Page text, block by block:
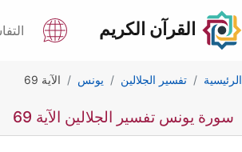
القرآن الكريم
الرئيسية تفسير الجلالين يونس الآية 69
سورة يونس تفسير الجلالين الآية 69